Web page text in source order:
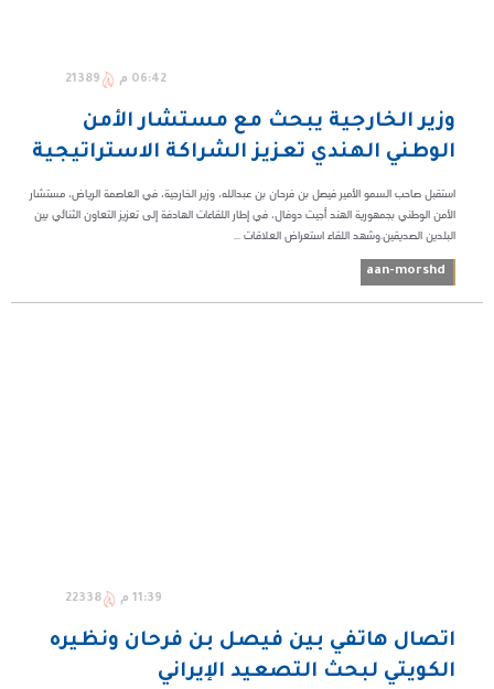
06:42 م 21389
وزير الخارجية يبحث مع مستشار الأمن
الوطني الهندي تعزيز الشراكة الاستراتيجية
استقبل صاحب السمو الأمير فيصل بن فرحان بن عبدالله، وزير الخارجية، في العاصمة الرياض، مستشار
الأمن الوطني بجمهورية الهند أجيت دوفال، في إطار اللقاءات الهادفة إلى تعزيز التعاون الثنائي بين
البلدين الصديقين.وشهد اللقاء استعراض العلاقات ...
aan-morshd
11:39 م 22338
اتصال هاتفي بين فيصل بن فرحان ونظيره
الكويتي لبحث التصعيد الإيراني